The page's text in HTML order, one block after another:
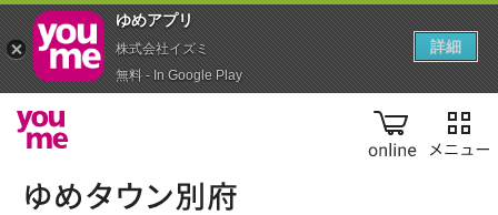
online
ゆめアプ‪リ‬
株式会社イズミ
無料 - In Google Play
詳細